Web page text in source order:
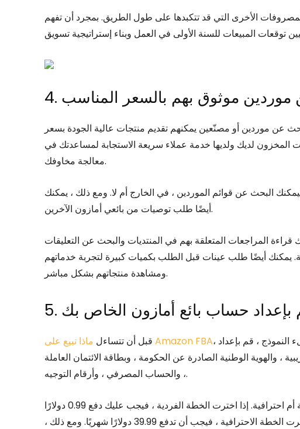
الأخرى التي قد تتكبدها على طول الطريق. بمجرد أن تفهم
موردين موثوق بهم بالسعر المناسب
عن موردين أو مصنّعين يمكنهم تقديم منتجات عالية الجودة بسعر
المخزون لديك ولديها خدمة عملاء سريعة الاستجابة لمساعدتك في
معالجة مخاوفك.
البحث عن قوائم الموردين ، في الخارج أم لا. ومع ذلك ، يمكنك
أيضًا طلب توصيات من بائعي أمازون الآخرين.
قراءة المراجعات المتعلقة بهم في المنتديات والبحث عن التعليقات
يمكنك أيضًا طلب عينات قبل الطلب بكميات كبيرة لتجربة خدماتهم
ومشاهدة منتجاتهم بشكل مباشر.
بإعداد حساب بائع أمازون الخاص بك
قبل أن تتساءل ماذا تبيع على Amazon FBA، يجب عليك إعداد حساب البائع الخاص بك أولاً. قبل ملء النموذج ، قم بإعداد
، والهوية الوطنية الصادرة عن الحكومة ، وبطاقة الائتمان العاملة
، والحساب المصرفي ، وأرقام التوجيه.
بعد ذلك ، قرر ما إذا كنت ستستخدم خطة فردية أم احترافية. إذا اخترت الخطة الفردية ، فيجب عليك دفع 0.99 دولارًا
أمريكيًا لكل عنصر يتم بيعه. من ناحية أخرى ، إذا اخترت الخطة الاحترافية ، فيجب أن تدفع 39.99 دولارًا شهريًا. ومع ذلك ،